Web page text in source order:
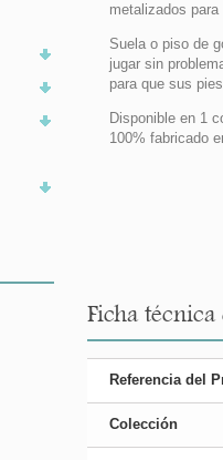
metalizados
Suela o piso de
jugar sin
para que sus
Disponible en 1
100% fabricado
Ficha
Referencia del
Colección